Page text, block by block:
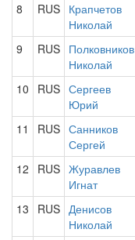
8 RUS Крапчетов
Николай
9 RUS Полковников
Николай
10 RUS Сергеев
Юрий
11 RUS Санников
Сергей
12 RUS Журавлев
Игнат
13 RUS Денисов
Николай